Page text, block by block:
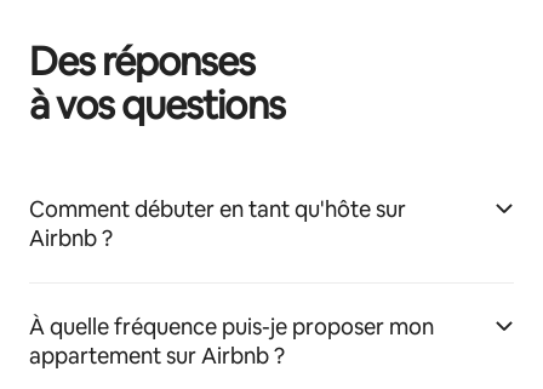
Des réponses
à vos questions
Comment débuter en tant qu'hôte sur
Airbnb ?
À quelle fréquence puis-je proposer mon
appartement sur Airbnb ?